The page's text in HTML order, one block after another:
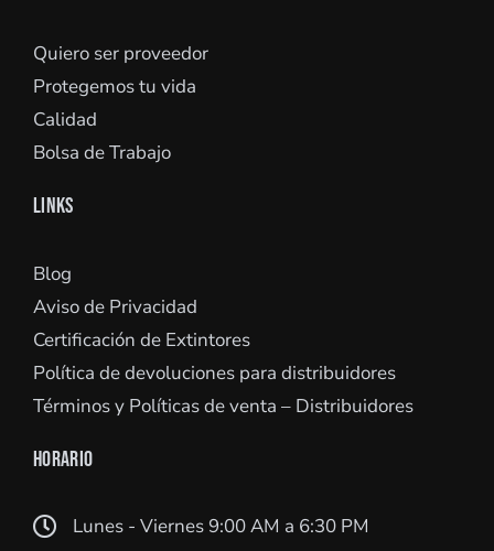
Quiero ser proveedor
Protegemos tu vida
Calidad
Bolsa de Trabajo
LINKS
Blog
Aviso de Privacidad
Certificación de Extintores
Política de devoluciones para distribuidores
Términos y Políticas de venta – Distribuidores
HORARIO
Lunes - Viernes 9:00 AM a 6:30 PM